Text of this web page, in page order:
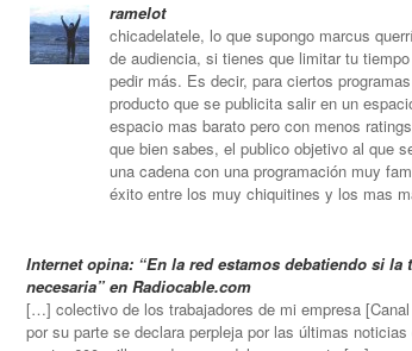
ramelot
chicadelatele, lo que supongo marcus
de audiencia, si tienes que limitar tu
pedir más. Es decir, para ciertos
producto que se publicita salir en un
espacio mas barato pero con menos
que bien sabes, el publico objetivo al que
una cadena con una programación muy
éxito entre los muy chiquitines y los mas
Internet opina: “En la red estamos debatiendo si
necesaria” en Radiocable.com
[…] colectivo de los trabajadores de mi empresa
por su parte se declara perpleja por las últimas